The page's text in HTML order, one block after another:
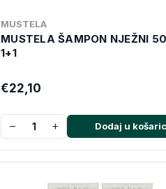
MUSTELA
MUSTELA ŠAMPON NJEŽNI
1+1
€22,10
− + Dodaj u